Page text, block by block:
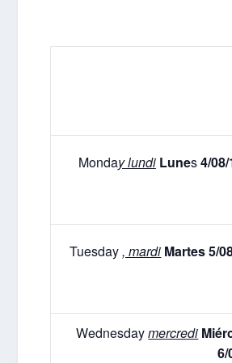
Monday lundi Lunes4/
Tuesday , mardi Martes5/
Wednesdaymercredi
6/